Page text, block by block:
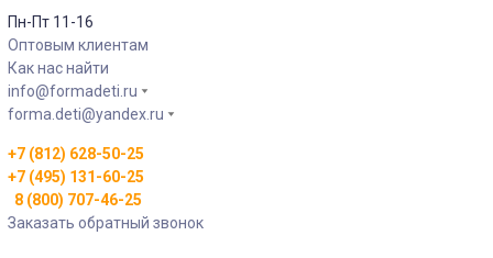
Пн-Пт 11-16
Оптовым клиентам
Как нас найти
info@formadeti.ru
forma.deti@yandex.ru
+7 (812) 628-50-25
+7 (495) 131-60-25
8 (800) 707-46-25
Заказать обратный звонок